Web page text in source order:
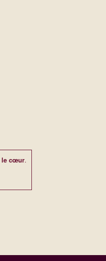
le cœur.